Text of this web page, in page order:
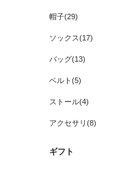
帽子(29)
ソックス(17)
バッグ(13)
ベルト(5)
ストール(4)
アクセサリ(8)
ギフト